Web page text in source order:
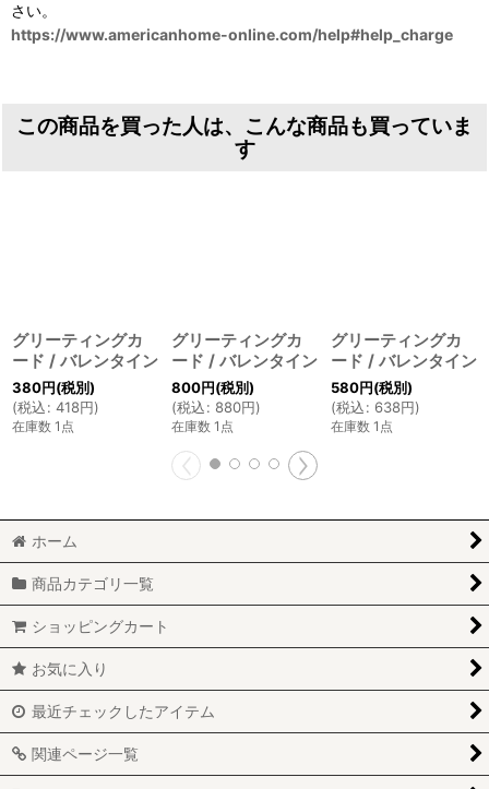
さい。
https://www.americanhome-online.com/help#help_charge
この商品を買った人は、こんな商品も買っていま
す
グリーティングカ
ード / バレンタイン
380円(税別)
(税込: 418円)
在庫数 1点
グリーティングカ
ード / バレンタイン
800円(税別)
(税込: 880円)
在庫数 1点
グリーティングカ
ード / バレンタイン
580円(税別)
(税込: 638円)
在庫数 1点
ホーム
商品カテゴリ一覧
ショッピングカート
お気に入り
最近チェックしたアイテム
関連ページ一覧